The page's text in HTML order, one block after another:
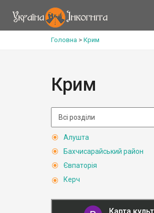
Головна > Крим
Крим
Алушта
Бахчисарайський район
Євпаторія
Керч